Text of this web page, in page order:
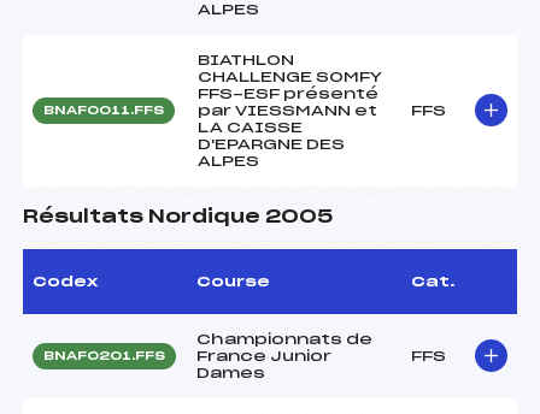
ALPES
BNAF0011.FFS
BIATHLON
CHALLENGE SOMFY
FFS-ESF présenté
par VIESSMANN et
LA CAISSE
D'EPARGNE DES
ALPES
FFS
Résultats Nordique 2005
Codex Course Cat.
BNAF0201.FFS
Championnats de
France Junior
Dames
FFS